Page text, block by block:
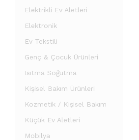
Elektrikli Ev Aletleri
Elektronik
Ev Tekstili
Genç & Çocuk Ürünleri
Isıtma Soğutma
Kişisel Bakım Ürünleri
Kozmetik / Kişisel Bakım
Küçük Ev Aletleri
Mobilya